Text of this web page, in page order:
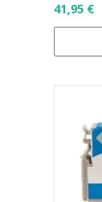
41,95 €